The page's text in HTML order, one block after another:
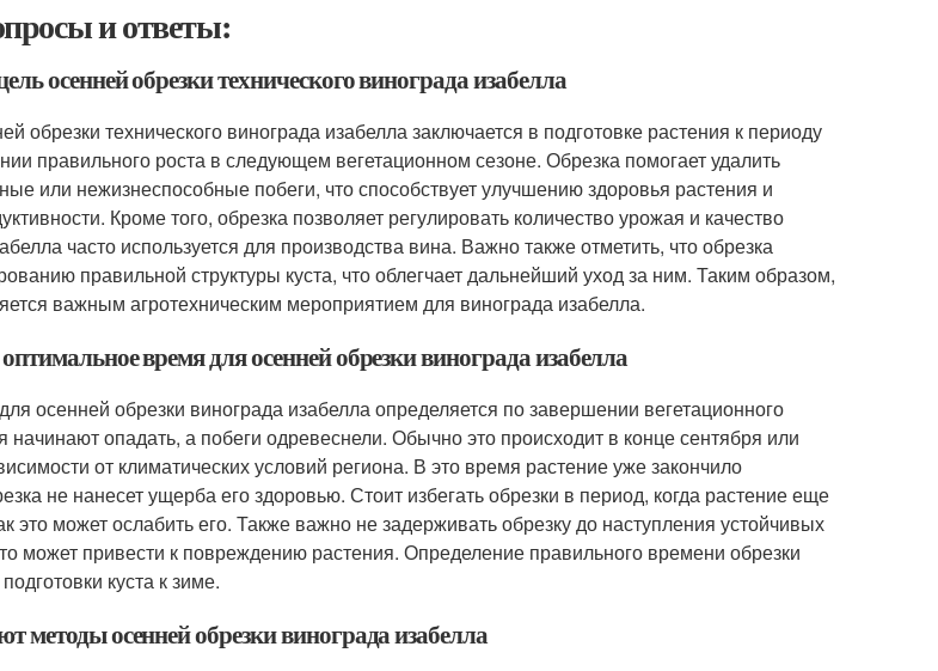
и ответы:
осенней обрезки технического винограда изабелла
обрезки технического винограда изабелла заключается в подготовке растения к периоду
правильного роста в следующем вегетационном сезоне. Обрезка помогает удалить
или нежизнеспособные побеги, что способствует улучшению здоровья растения и
Кроме того, обрезка позволяет регулировать количество урожая и качество
часто используется для производства вина. Важно также отметить, что обрезка
правильной структуры куста, что облегчает дальнейший уход за ним. Таким образом,
важным агротехническим мероприятием для винограда изабелла.
время для осенней обрезки винограда изабелла
осенней обрезки винограда изабелла определяется по завершении вегетационного
начинают опадать, а побеги одревеснели. Обычно это происходит в конце сентября или
от климатических условий региона. В это время растение уже закончило
не нанесет ущерба его здоровью. Стоит избегать обрезки в период, когда растение еще
это может ослабить его. Также важно не задерживать обрезку до наступления устойчивых
может привести к повреждению растения. Определение правильного времени обрезки
куста к зиме.
методы осенней обрезки винограда изабелла